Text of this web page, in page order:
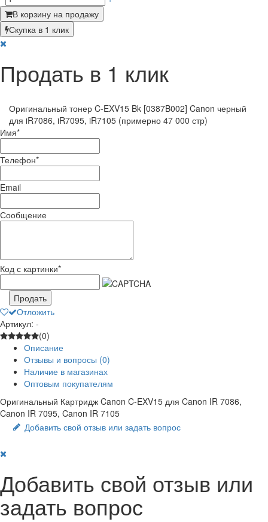
В корзину на продажу
Скупка в 1 клик
Продать в 1 клик
Оригинальный тонер C-EXV15 Bk [0387B002] Canon черный
для iR7086, iR7095, iR7105 (примерно 47 000 стр)
Имя*
Телефон*
Email
Сообщение
Код с картинки*
Продать
Отложить
Артикул: -
(0)
Описание
Отзывы и вопросы (0)
Наличие в магазинах
Оптовым покупателям
Оригинальный Картридж Canon C-EXV15 для Canon IR 7086,
Canon IR 7095, Canon IR 7105
Добавить свой отзыв или задать вопрос
Добавить свой отзыв или
задать вопрос